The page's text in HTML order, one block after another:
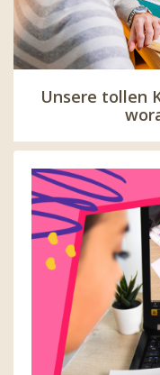
Unsere tollen